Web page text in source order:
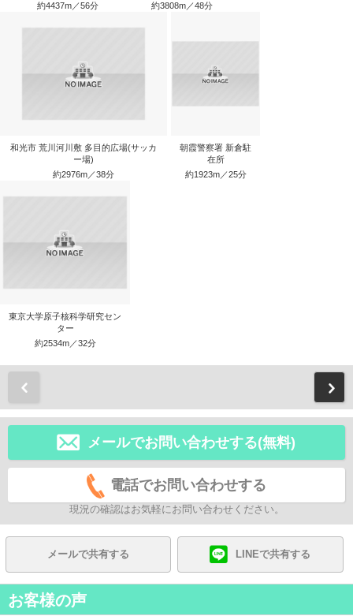
約4437m／56分
約3808m／48分
和光市 荒川河川敷 多目的広場(サッカ
ー場)
約2976m／38分
朝霞警察署 新倉駐
在所
約1923m／25分
東京大学原子核科学研究セン
ター
約2534m／32分
メールでお問い合わせする(無料)
電話でお問い合わせする
現況の確認はお気軽にお問い合わせください。
メールで共有する LINEで共有する
お客様の声